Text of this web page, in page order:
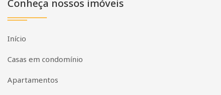
Conheça nossos imóveis
Início
Casas em condomínio
Apartamentos